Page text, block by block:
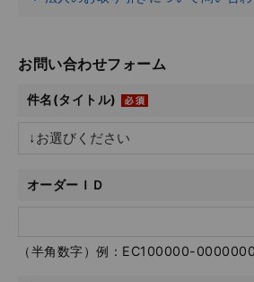
お問い合わせフォーム
件名(タイトル)
オーダーＩＤ
（半角数字）例：EC100000-